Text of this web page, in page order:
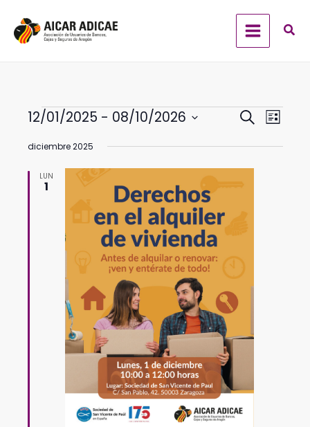
contenido
Eventos
Navegación
búsqueda
Eventos
Buscar
vistas
Lista
12/01/2025 - 08/10/2026
la
diciembre 2025
LUN
1